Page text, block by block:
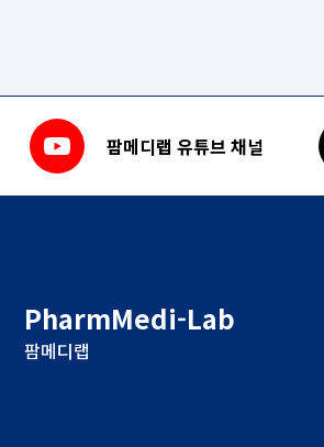
팜메디랩 유튜브 채널
PharmMedi-Lab
팜메디랩